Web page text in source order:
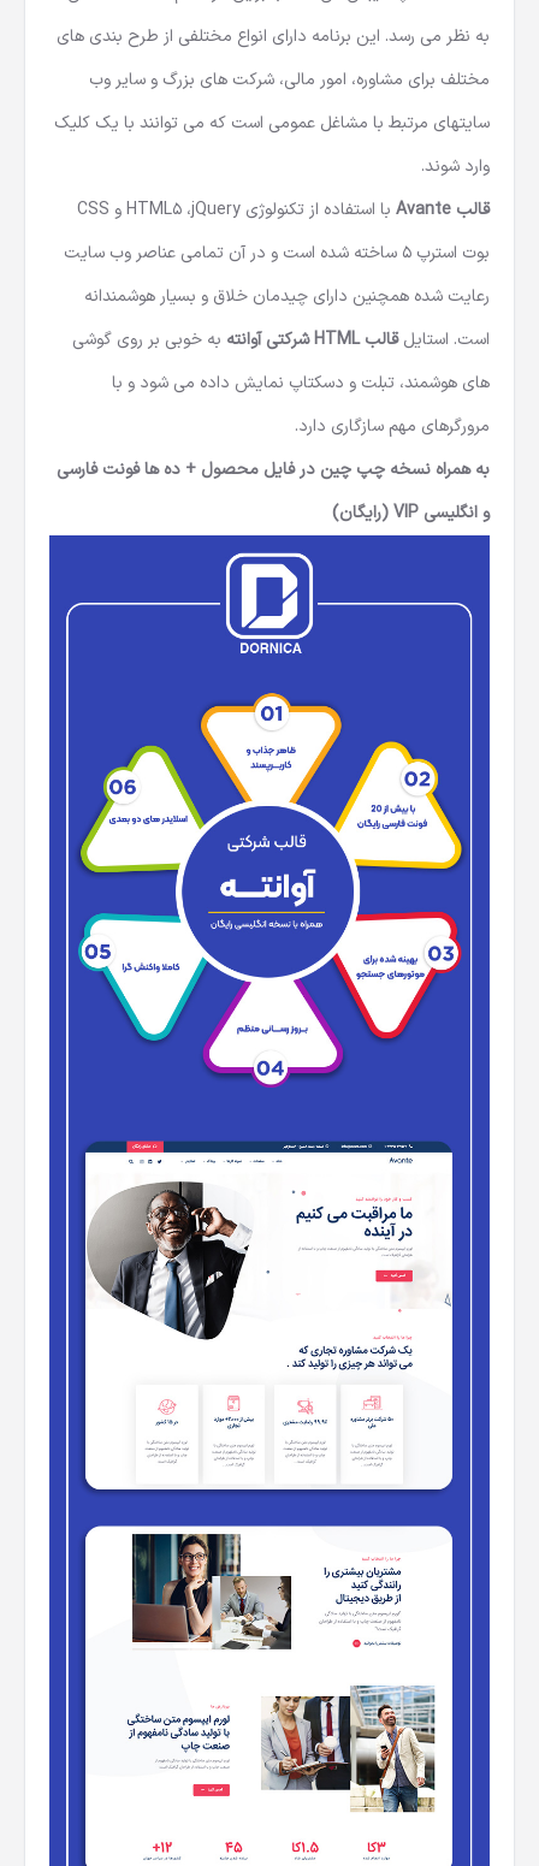
به نظر می رسد. این برنامه دارای انواع مختلفی از طرح بندی های
مختلف برای مشاوره، امور مالی، شرکت های بزرگ و سایر وب
سایتهای مرتبط با مشاغل عمومی است که می توانند با یک کلیک
وارد شوند.
قالب Avante
با استفاده از تکنولوژی HTML5 ،jQuery و CSS
بوت استرپ 5 ساخته شده است و در آن تمامی عناصر وب سایت
رعایت شده همچنین دارای چیدمان خلاق و بسیار هوشمندانه
است. استایلقالب HTML شرکتی آوانته
به خوبی بر روی گوشی
های هوشمند، تبلت و دسکتاپ نمایش داده می شود و با
مرورگرهای مهم سازگاری دارد.
به همراه نسخه چپ چین در فایل محصول + ده ها فونت فارسی
و انگلیسی VIP (رایگان)